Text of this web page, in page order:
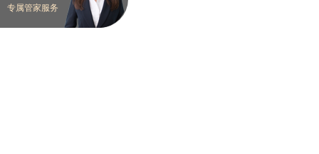
专属管家服务